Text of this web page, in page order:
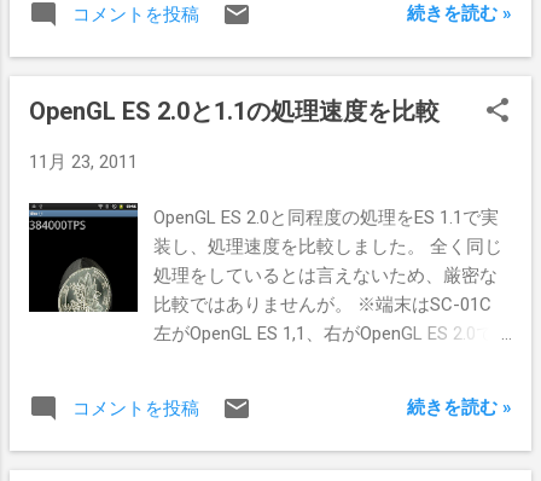
を表現する事が可能になります。 クォータ
ニオンによる回転の合成は、クォータニオ
OpenGL ESの場合、クォータニオンのまま
(SC-01C)で遅回しして編集で早回し 全ての
ボーンが同じ原点を共有して回転してしま
っています。 パタパタママ のようでもあり
ますが、表現したい事はこれではありませ
ん。
コメントを投稿 続きを読む »
OpenGL ES 2.0と1.1の処理速度を比較
11月 23, 2011
OpenGL ES 2.0と同程度の処理をES 1.1で実
装し、処理速度を比較しました。 全く同じ
処理をしているとは言えないため、厳密な
比較ではありませんが。 ※端末はSC-01C
左がOpenGL ES 1,1、右がOpenGL ES 2.0で
triangles/sec。 予想に反し、OpenGL ES 2.0
の方が処理性能が高くなっています。
コメントを投稿 続きを読む »